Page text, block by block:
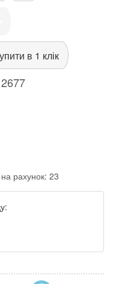
в 1 клік
2677
рахунок: 23